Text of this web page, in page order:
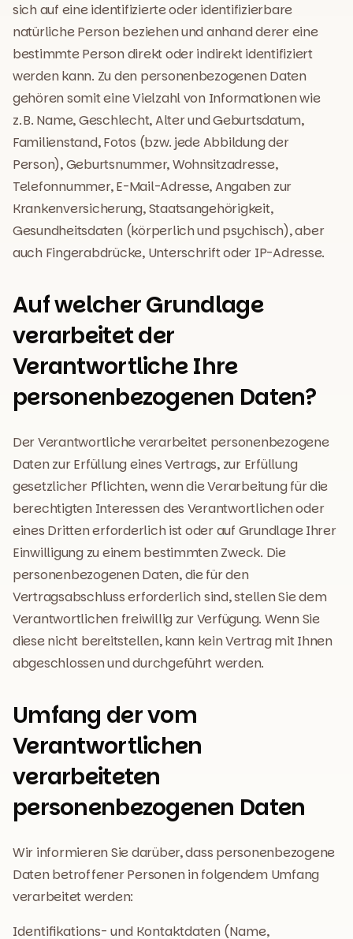
sich auf eine identifizierte oder identifizierbare
natürliche Person beziehen und anhand derer eine
bestimmte Person direkt oder indirekt identifiziert
werden kann. Zu den personenbezogenen Daten
gehören somit eine Vielzahl von Informationen wie
z. B. Name, Geschlecht, Alter und Geburtsdatum,
Familienstand, Fotos (bzw. jede Abbildung der
Person), Geburtsnummer, Wohnsitzadresse,
Telefonnummer, E-Mail-Adresse, Angaben zur
Krankenversicherung, Staatsangehörigkeit,
Gesundheitsdaten (körperlich und psychisch), aber
auch Fingerabdrücke, Unterschrift oder IP-Adresse.
Auf welcher Grundlage
verarbeitet der
Verantwortliche Ihre
personenbezogenen Daten?
Der Verantwortliche verarbeitet personenbezogene
Daten zur Erfüllung eines Vertrags, zur Erfüllung
gesetzlicher Pflichten, wenn die Verarbeitung für die
berechtigten Interessen des Verantwortlichen oder
eines Dritten erforderlich ist oder auf Grundlage Ihrer
Einwilligung zu einem bestimmten Zweck. Die
personenbezogenen Daten, die für den
Vertragsabschluss erforderlich sind, stellen Sie dem
Verantwortlichen freiwillig zur Verfügung. Wenn Sie
diese nicht bereitstellen, kann kein Vertrag mit Ihnen
abgeschlossen und durchgeführt werden.
Umfang der vom
Verantwortlichen
verarbeiteten
personenbezogenen Daten
Wir informieren Sie darüber, dass personenbezogene
Daten betroffener Personen in folgendem Umfang
verarbeitet werden:
Identifikations- und Kontaktdaten (Name,